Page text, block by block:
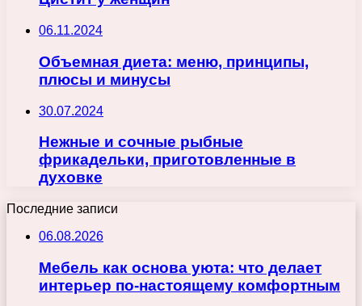
06.11.2024
Объемная диета: меню, принципы,
плюсы и минусы
30.07.2024
Нежные и сочные рыбные
фрикадельки, приготовленные в
духовке
Последние записи
06.08.2026
Мебель как основа уюта: что делает
интерьер по-настоящему комфортным